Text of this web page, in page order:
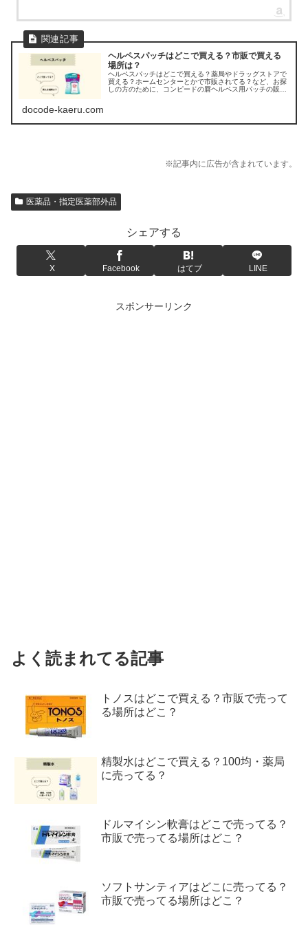
ヘルペスパッチはどこで買える？市販で買える
場所は？
ヘルペスパッチはどこで買える？薬局やドラッグストアで
買える？ホームセンターとかで市販されてる？など、お探
しの方のために、コンピードの唇ヘルペス用パッチの販売
docode-kaeru.com
※記事内に広告が含まれています。
医薬品・指定医薬部外品
シェアする
X Facebook はてブ LINE
スポンサーリンク
よく読まれてる記事
トノスはどこで買える？市販で売って
る場所はどこ？
精製水はどこで買える？100均・薬局
に売ってる？
ドルマイシン軟膏はどこで売ってる？
市販で売ってる場所はどこ？
ソフトサンティアはどこに売ってる？
市販で売ってる場所はどこ？